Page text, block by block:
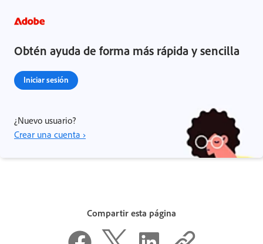
Obtén ayuda de forma más rápida y sencilla
Iniciar sesión
¿Nuevo usuario?
Crear una cuenta ›
Compartir esta página